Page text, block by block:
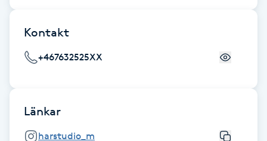
Healing
Herrklippning
HIFU
Kontakt
+467632525XX
Länkar
harstudio_m